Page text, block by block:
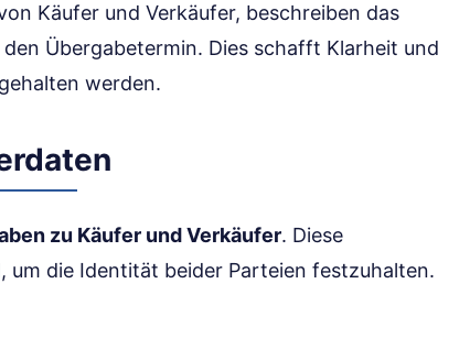
Käufer und Verkäufer, beschreiben das
Übergabetermin. Dies schafft Klarheit und
werden.
zu Käufer und Verkäufer. Diese
die Identität beider Parteien festzuhalten.